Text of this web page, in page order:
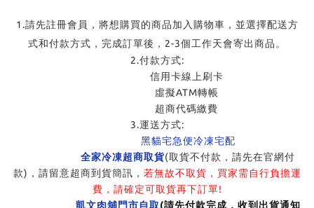
1.請先註冊會員，將想購買的商品加入購物車，並選擇配送方
式和付款方式，完成訂單後，2-3個工作天會寄出商品。
2.付款方式:
信用卡線上刷卡
虛擬ATM轉帳
超商代碼繳費
3.運送方式:
黑貓宅急便冷凍宅配
全家冷凍超商取貨(取貨不付款，請先在官網付
款)，請留意超商到貨簡訊， 若無故不取貨，買家需自行負擔運
費，請確定可取貨再下訂單!
凱文肉舖門市自取(請先付款完成，收到出貨通知